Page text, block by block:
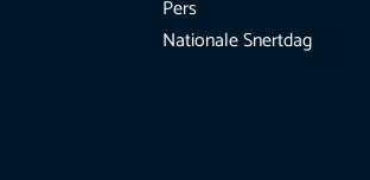
Pers
Nationale Snertdag